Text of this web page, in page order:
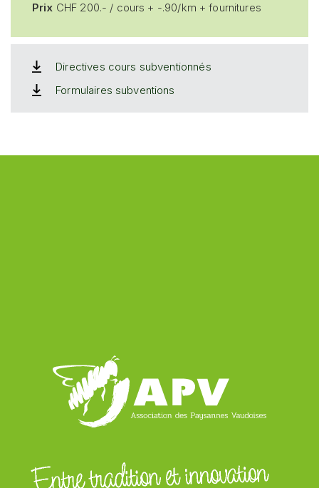
Prix CHF 200.- / cours + -.90/km + fournitures
Directives cours subventionnés
Formulaires subventions